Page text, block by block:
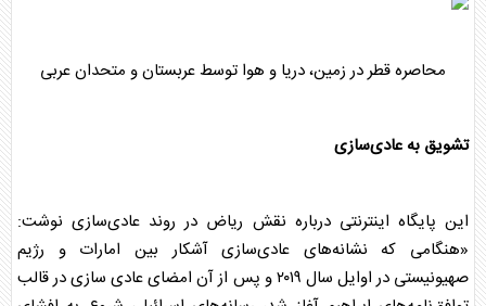
محاصره قطر در زمین، دریا و هوا توسطعربستانو متحدان عربی
تشویق به عادی‌سازی
این پایگاه اینترنتی درباره نقش ریاض در روند عادی‌سازی نوشت:
«هنگامی که نشانه‌های عادی‌سازی آشکار بین امارات و رژیم
صهیونیستی در اوایل سال ۲۰۱۹ و پس از آن امضای عادی سازی در قالب